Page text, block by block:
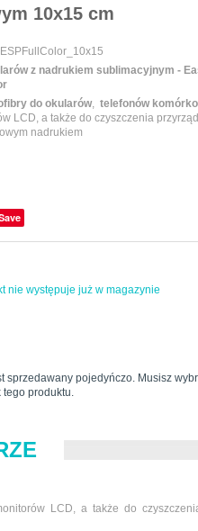
10x15 cm
z nadrukiem sublimacyjnym -
do okularów,telefonów
LCD, a także do czyszczenia
nadrukiem
nie występuje już w magazynie
sprzedawany pojedyńczo. Musisz
tego produktu.
LCD, a także do